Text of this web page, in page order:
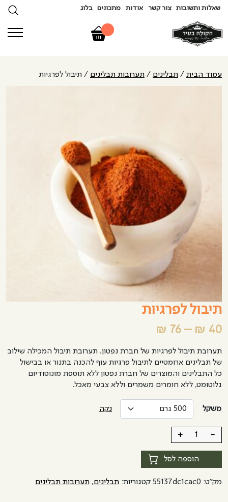
שאלות ותשובות צור קשר אודות מתכונים בלוג
עמוד הבית / תבלינים / תערובות תבלינים / תיבול לפרגיות
תיבול לפרגיות
₪ 40
–
₪ 76
מחירים:
עד
תערובת תיבול לפרגיות של חברת נפטון. תערובת תיבול המכילה שילוב
של תבלינים ארומטיים לתיבול פרגיות עוף להכנה בתנור או בבישול
כל התבלינים והמוצרים של חברת נפטון ללא תוספת מונוסודיום
גלוטומט, ללא חומרים משמרים וללא צבעי מאכל.
משקל נקה
-
כמות
לפרגיות
+
הוספה לסל
מק"ט: 55137dc1cac0 קטגוריות: תבלינים, תערובות תבלינים